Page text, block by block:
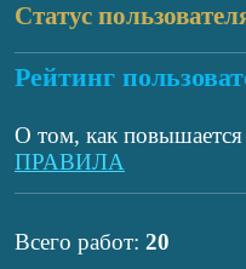
Статус
Рейтинг
О том, как повышается
ПРАВИЛА
Всего работ: 20